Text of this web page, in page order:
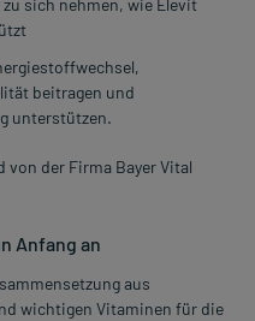
sich nehmen, wie Elevit
beitragen und
unterstützen.
von der Firma Bayer Vital
Anfang an
aus
wichtigen Vitaminen für die